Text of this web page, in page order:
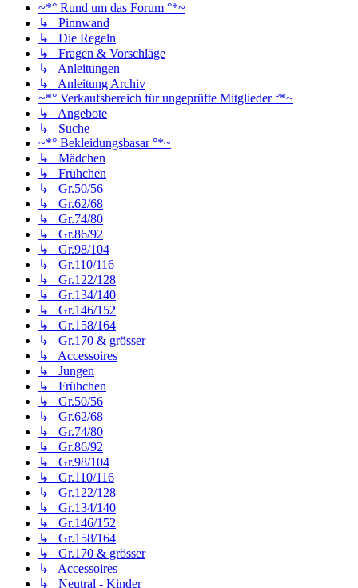
~*° Rund um das Forum °*~
↳ Pinnwand
↳ Die Regeln
↳ Fragen & Vorschläge
↳ Anleitungen
↳ Anleitung Archiv
~*° Verkaufsbereich für ungeprüfte Mitglieder °*~
↳ Angebote
↳ Suche
~*° Bekleidungsbasar °*~
↳ Mädchen
↳ Frühchen
↳ Gr.50/56
↳ Gr.62/68
↳ Gr.74/80
↳ Gr.86/92
↳ Gr.98/104
↳ Gr.110/116
↳ Gr.122/128
↳ Gr.134/140
↳ Gr.146/152
↳ Gr.158/164
↳ Gr.170 & grösser
↳ Accessoires
↳ Jungen
↳ Frühchen
↳ Gr.50/56
↳ Gr.62/68
↳ Gr.74/80
↳ Gr.86/92
↳ Gr.98/104
↳ Gr.110/116
↳ Gr.122/128
↳ Gr.134/140
↳ Gr.146/152
↳ Gr.158/164
↳ Gr.170 & grösser
↳ Accessoires
↳ Neutral - Kinder